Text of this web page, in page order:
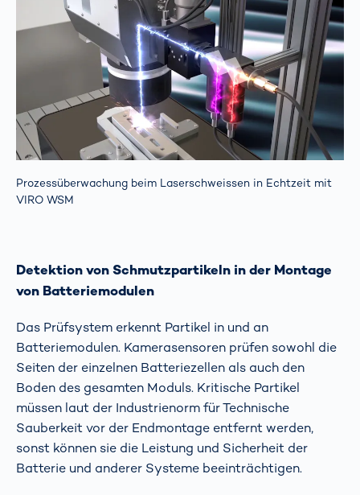
Prozessüberwachung beim Laserschweissen in Echtzeit mit
VIRO WSM
Detektion von Schmutzpartikeln in der Montage
von Batteriemodulen
Das Prüfsystem erkennt Partikel in und an
Batteriemodulen. Kamerasensoren prüfen sowohl die
Seiten der einzelnen Batteriezellen als auch den
Boden des gesamten Moduls. Kritische Partikel
müssen laut der Industrienorm für Technische
Sauberkeit vor der Endmontage entfernt werden,
sonst können sie die Leistung und Sicherheit der
Batterie und anderer Systeme beeinträchtigen.